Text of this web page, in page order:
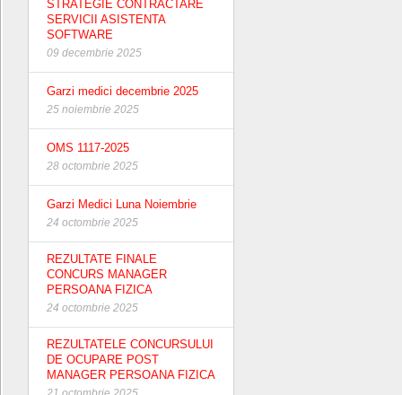
STRATEGIE CONTRACTARE
SERVICII ASISTENTA
SOFTWARE
09 decembrie 2025
Garzi medici decembrie 2025
25 noiembrie 2025
OMS 1117-2025
28 octombrie 2025
Garzi Medici Luna Noiembrie
24 octombrie 2025
REZULTATE FINALE
CONCURS MANAGER
PERSOANA FIZICA
24 octombrie 2025
REZULTATELE CONCURSULUI
DE OCUPARE POST
MANAGER PERSOANA FIZICA